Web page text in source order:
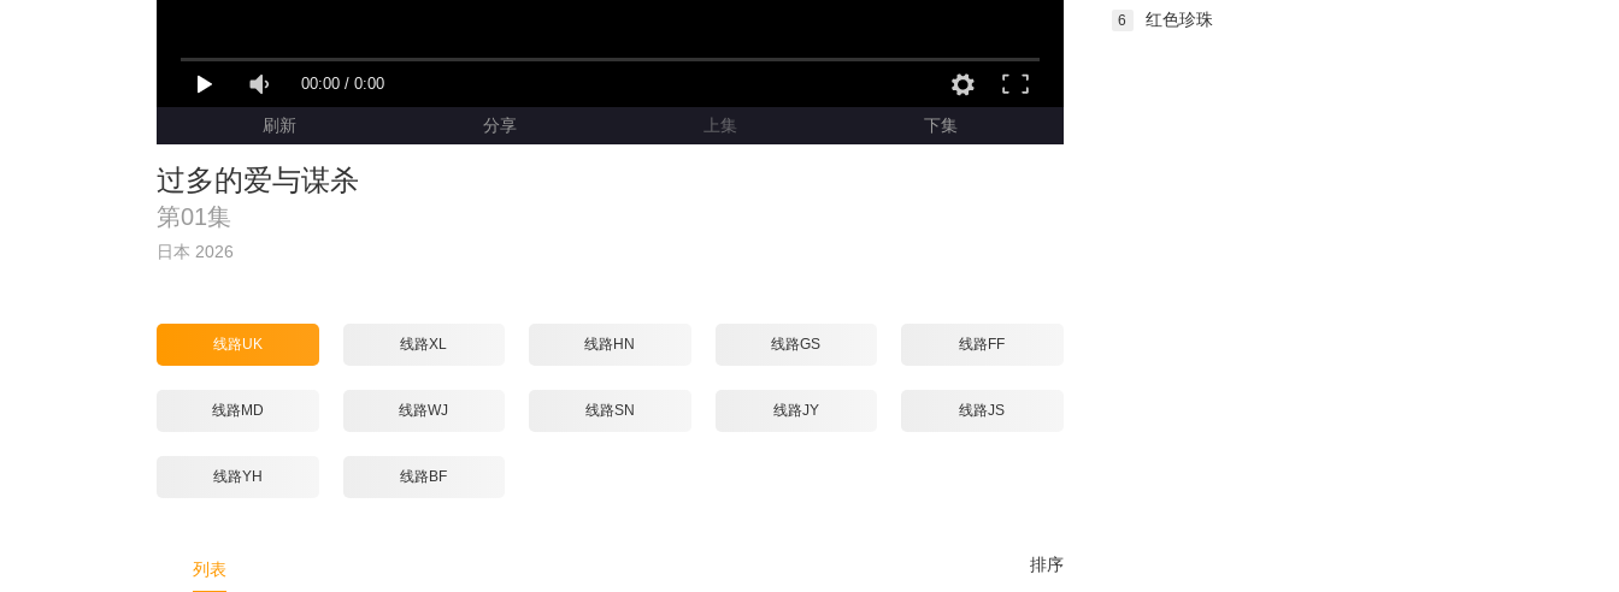
00:00 / 0:00
刷新 分享 上集 下集
过多的爱与谋杀
第01集
日本 2026
线路UK 线路XL 线路HN 线路GS 线路FF
线路MD 线路WJ 线路SN 线路JY 线路JS
线路YH 线路BF
排序
列表
6 红色珍珠